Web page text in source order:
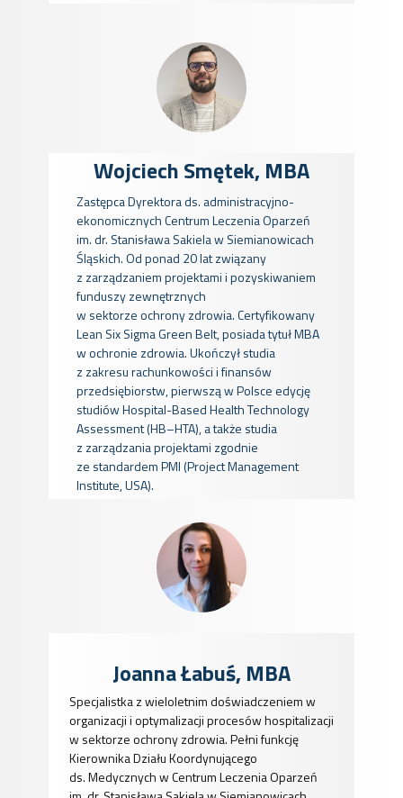
Wojciech Smęte​​​​k, MBA
Zastępca Dyrektora ds. administracyjno-
ekonomicznych Centrum Leczenia Oparzeń
im. dr. Stanisława Sakiela w Siemianowicach
Śląskich. Od ponad 20 lat związany
z zarządzaniem projektami i pozyskiwaniem
funduszy zewnętrznych
w sektorze ochrony zdrowia. Certyfikowany
Lean Six Sigma Green Belt, posiada tytuł MBA
w ochronie zdrowia. Ukończył studia
z zakresu rachunkowości i finansów
przedsiębiorstw, pierwszą w Polsce edycję
studiów Hospital-Based Health Technology
Assessment (HB–HTA), a także studia
z zarządzania projektami zgodnie
ze standardem PMI (Project Management
Institute, USA).
Joanna Łabuś, MBA
Specjalistka z wieloletnim doświadczeniem w
organizacji i optymalizacji procesów hospitalizacji
w sektorze ochrony zdrowia. Pełni funkcję
Kierownika Działu Koordynującego
ds. Medycznych w Centrum Leczenia Oparzeń